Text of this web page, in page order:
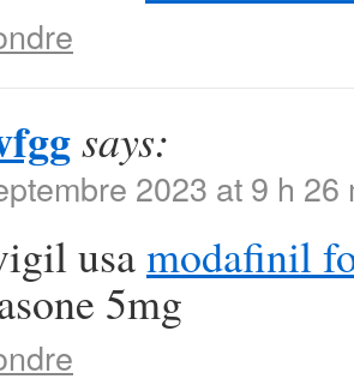
says:
2023 at 9 h 26
usamodafinil
5mg